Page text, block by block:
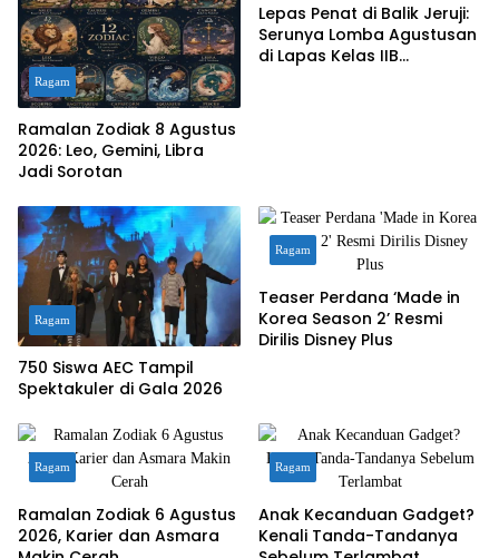
Ragam
Ramalan Zodiak 8 Agustus
2026: Leo, Gemini, Libra
Jadi Sorotan
Lepas Penat di Balik Jeruji:
Serunya Lomba Agustusan
di Lapas Kelas IIB
Ragam
750 Siswa AEC Tampil
Spektakuler di Gala 2026
Ragam
Teaser Perdana ‘Made in
Korea Season 2’ Resmi
Dirilis Disney Plus
Ragam
Ramalan Zodiak 6 Agustus
2026, Karier dan Asmara
Ragam
Anak Kecanduan Gadget?
Kenali Tanda-Tandanya